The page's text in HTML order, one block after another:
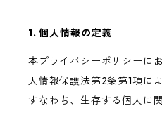
1. 個人情報の定義
本プライバシーポリシーに
人情報保護法第2条第1項に
すなわち、生存する個人に